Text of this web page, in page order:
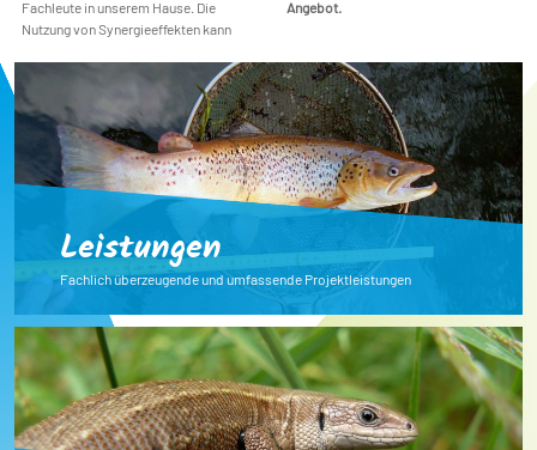
Fachleute in unserem Hause. Die
Nutzung von Synergieeffekten kann
Angebot.
Leistungen
Fachlich überzeugende und umfassende Projektleistungen